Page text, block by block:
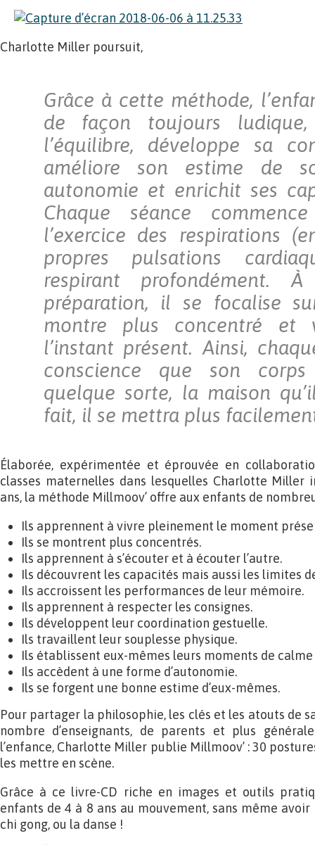
Charlotte Miller poursuit,
Grâce à cette méthode,
de façon toujours
l’équilibre, développe sa
améliore son estime de
autonomie et enrichit ses
Chaque séance
l’exercice des respirations
propres pulsations
respirant profondément.
préparation, il se focalise
montre plus concentré et
l’instant présent. Ainsi,
conscience que son
quelque sorte, la maison
fait, il se mettra plus
Élaborée, expérimentée et éprouvée en
classes maternelles dans lesquelles Charlotte
ans, la méthode Millmoov’ offre aux enfants de
Ils apprennent à vivre pleinement le moment
Ils se montrent plus concentrés.
Ils apprennent à s’écouter et à écouter l’autre.
Ils découvrent les capacités mais aussi les limites
Ils accroissent les performances de leur mémoire.
Ils apprennent à respecter les consignes.
Ils développent leur coordination gestuelle.
Ils travaillent leur souplesse physique.
Ils établissent eux-mêmes leurs moments de calme
Ils accèdent à une forme d’autonomie.
Ils se forgent une bonne estime d’eux-mêmes.
Pour partager la philosophie, les clés et les atouts de
nombre d’enseignants, de parents et plus
l’enfance, Charlotte Miller publie Millmoov’ : 30
les mettre en scène.
Grâce à ce livre-CD riche en images et outils
enfants de 4 à 8 ans au mouvement, sans même
chi gong, ou la danse !